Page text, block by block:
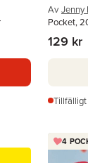
Av Jenny
Pocket,
129 kr
4